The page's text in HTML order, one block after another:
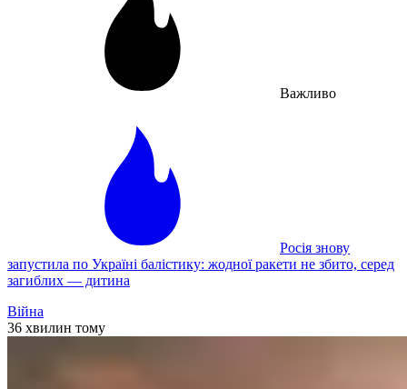
Важливо
Росія знову
запустила по Україні балістику: жодної ракети не збито, серед
загиблих — дитина
Війна
36 хвилин тому